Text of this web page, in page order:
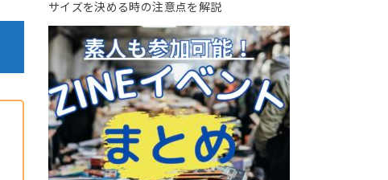
サイズを決める時の注意点を解説